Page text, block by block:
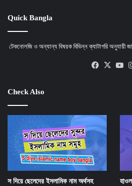
Quick Bangla
টেকনোলজি ও অন্যান্য বিষয়ক বিভিন্ন ক্যাটাগরি অনুযায়ী
Facebook
X
Check Also
স দিয়ে ছেলেদের ইসলামিক নাম অর্থসহ